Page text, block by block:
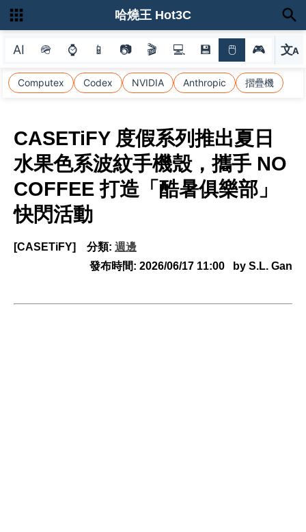
AI 🪖 ⌚ 📱 📷 🎬 💻 💾 🖱 🎮 文A
選
Computex Codex NVIDIA Anthropic 摺疊機
哈燒王 Hot3C
CASETiFY 度假系列推出夏日
水果色系波紋手機殼，攜手 NO
COFFEE 打造「酷暑俱樂部」
快閃活動
[CASETiFY] 分類: 週邊
發布時間: 2026/06/17 11:00 by S.L. Gan